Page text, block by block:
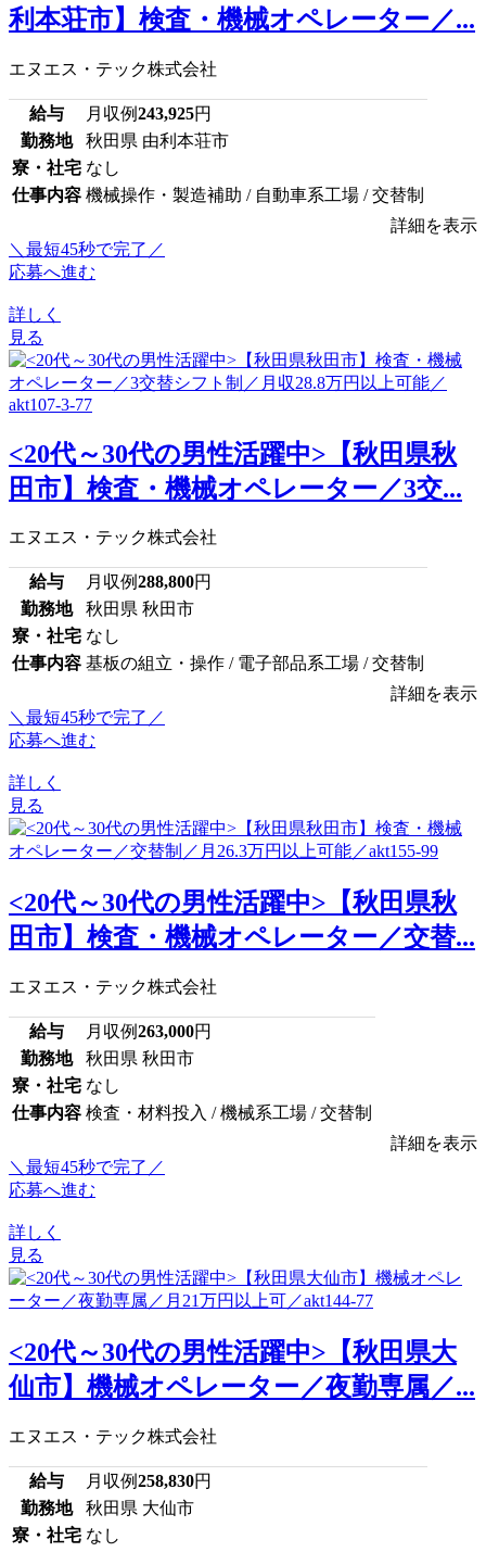
利本荘市】検査・機械オペレーター／...
エヌエス・テック株式会社
給与 月収例243,925円
勤務地
秋田県 由利本荘市
寮・社宅 なし
仕事内容 機械操作・製造補助 / 自動車系工場 / 交替制
詳細を表示
＼最短45秒で完了／
応募へ進む
詳しく
見る
<20代～30代の男性活躍中>【秋田県秋
田市】検査・機械オペレーター／3交...
エヌエス・テック株式会社
給与 月収例288,800円
勤務地
秋田県 秋田市
寮・社宅 なし
仕事内容 基板の組立・操作 / 電子部品系工場 / 交替制
詳細を表示
＼最短45秒で完了／
応募へ進む
詳しく
見る
<20代～30代の男性活躍中>【秋田県秋
田市】検査・機械オペレーター／交替...
エヌエス・テック株式会社
給与 月収例263,000円
勤務地
秋田県 秋田市
寮・社宅 なし
仕事内容 検査・材料投入 / 機械系工場 / 交替制
詳細を表示
＼最短45秒で完了／
応募へ進む
詳しく
見る
<20代～30代の男性活躍中>【秋田県大
仙市】機械オペレーター／夜勤専属／...
エヌエス・テック株式会社
給与 月収例258,830円
勤務地
秋田県 大仙市
寮・社宅 なし